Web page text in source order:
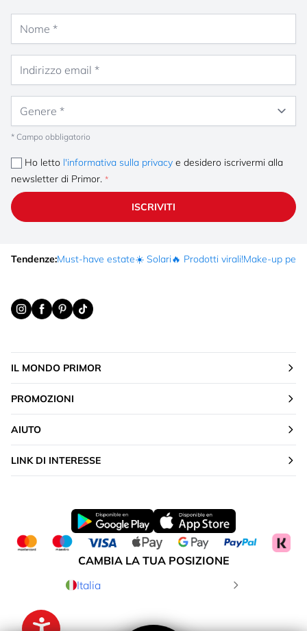
* Campo obbligatorio
Ho letto l'informativa sulla privacy e desidero iscrivermi alla
newsletter di Primor.
ISCRIVITI
Tendenze:Must-have estate☀️ Solari🔥 Prodotti virali!Make-up per
IL MONDO PRIMOR
PROMOZIONI
AIUTO
LINK DI INTERESSE
CAMBIA LA TUA POSIZIONE
Italia